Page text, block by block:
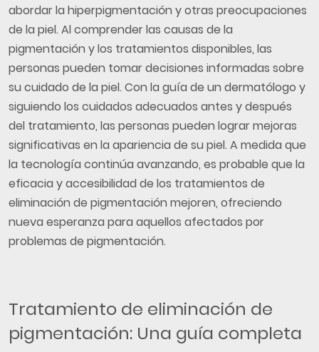
abordar la hiperpigmentación y otras preocupaciones
de la piel. Al comprender las causas de la
pigmentación y los tratamientos disponibles, las
personas pueden tomar decisiones informadas sobre
su cuidado de la piel. Con la guía de un dermatólogo y
siguiendo los cuidados adecuados antes y después
del tratamiento, las personas pueden lograr mejoras
significativas en la apariencia de su piel. A medida que
la tecnología continúa avanzando, es probable que la
eficacia y accesibilidad de los tratamientos de
eliminación de pigmentación mejoren, ofreciendo
nueva esperanza para aquellos afectados por
problemas de pigmentación.
Tratamiento de eliminación de
pigmentación: Una guía completa